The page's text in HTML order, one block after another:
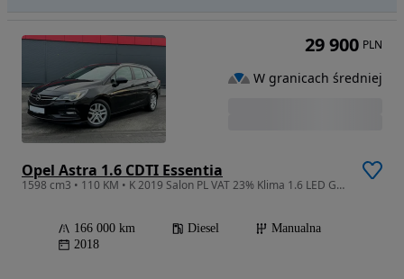
Opel Astra 1.6 CDTI Essentia
1598 cm3 • 110 KM • K 2019 Salon PL VAT 23% Klima 1.6 LED GWARANCJA
166 000 km Diesel
Manualna
2018
29 900 PLN
W granicach średniej